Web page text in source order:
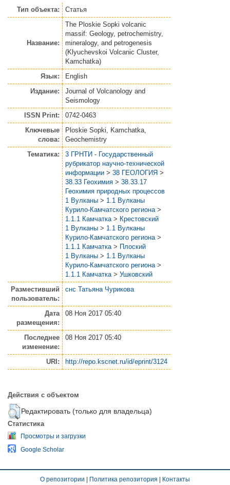
Тип объекта: Статья
Название:
The Ploskie Sopki volcanic
massif: Geology, petrochemistry,
mineralogy, and petrogenesis
(Klyuchevskoi Volcanic Cluster,
Kamchatka)
Язык:
English
Издание:
Journal of Volcanology and
Seismology
ISSN Print:
0742-0463
Ключевые
слова:
Ploskie Sopki, Kamchatka,
Geochemistry
Тематика:
3 ГРНТИ - Государственный
рубрикатор научно-технической
информации > 38 ГЕОЛОГИЯ >
38.33 Геохимия > 38.33.17
Геохимия природных процессов
1 Вулканы > 1.1 Вулканы
Курило-Камчатского региона >
1.1.1 Камчатка > Крестовский
1 Вулканы > 1.1 Вулканы
Курило-Камчатского региона >
1.1.1 Камчатка > Плоский
1 Вулканы > 1.1 Вулканы
Курило-Камчатского региона >
1.1.1 Камчатка > Ушковский
Разместивший
пользователь:
снс Татьяна Чурикова
Дата
размещения:
08 Ноя 2017 05:40
Последнее
изменение:
08 Ноя 2017 05:40
URI: http://repo.kscnet.ru/id/eprint/3124
Действия с объектом
Редактировать (только для владельца)
Статистика
Просмотры и загрузки
Google Scholar
О репозитории | Политика репозитория | Контакты